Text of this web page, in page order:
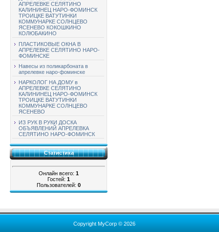
АПРЕЛЕВКЕ СЕЛЯТИНО
КАЛИНИНЕЦ НАРО-ФОМИНСК
ТРОИЦКЕ ВАТУТИНКИ
КОММУНАРКЕ СОЛНЦЕВО
ЯСЕНЕВО КОКОШКИНО
КОЛЮБАКИНО
ПЛАСТИКОВЫЕ ОКНА В
АПРЕЛЕВКЕ СЕЛЯТИНО НАРО-
ФОМИНСКЕ
Навесы из поликарбоната в
апрелевке наро-фоминске
НАРКОЛОГ НА ДОМУ в
АПРЕЛЕВКЕ СЕЛЯТИНО
КАЛИНИНЕЦ НАРО-ФОМИНСК
ТРОИЦКЕ ВАТУТИНКИ
КОММУНАРКЕ СОЛНЦЕВО
ЯСЕНЕВО
ИЗ РУК В РУКИ ДОСКА
ОБЪЯВЛЕНИЙ АПРЕЛЕВКА
СЕЛЯТИНО НАРО-ФОМИНСК
Статистика
Онлайн всего: 1
Гостей: 1
Пользователей: 0
Copyright MyCorp © 2026